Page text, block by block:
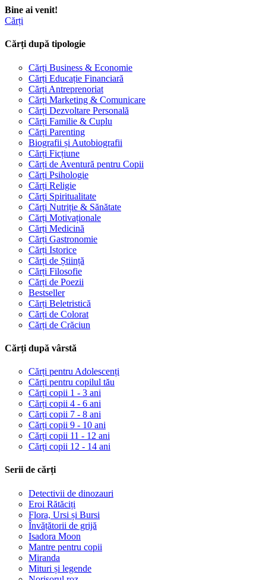
Bine ai venit!
Cărți
Cărți după tipologie
Cărți Business & Economie
Cărți Educație Financiară
Cărți Antreprenoriat
Cărți Marketing & Comunicare
Cărți Dezvoltare Personală
Cărți Familie & Cuplu
Cărți Parenting
Biografii și Autobiografii
Cărți Ficțiune
Cărți de Aventură pentru Copii
Cărți Psihologie
Cărți Religie
Cărți Spiritualitate
Cărți Nutriție & Sănătate
Cărți Motivaționale
Cărți Medicină
Cărți Gastronomie
Cărți Istorice
Cărți de Știință
Cărți Filosofie
Cărți de Poezii
Bestseller
Cărți Beletristică
Cărți de Colorat
Cărți de Crăciun
Cărți după vârstă
Cărți pentru Adolescenți
Cărți pentru copilul tău
Cărți copii 1 - 3 ani
Cărți copii 4 - 6 ani
Cărți copii 7 - 8 ani
Cărți copii 9 - 10 ani
Cărți copii 11 - 12 ani
Cărți copii 12 - 14 ani
Serii de cărți
Detectivii de dinozauri
Eroi Rătăciți
Flora, Ursi și Bursi
Învățătorii de grijă
Isadora Moon
Mantre pentru copii
Miranda
Mituri și legende